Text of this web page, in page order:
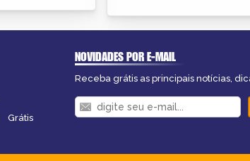
Grátis
NOVIDADES POR E-MAIL
Receba grátis as principais notícias,